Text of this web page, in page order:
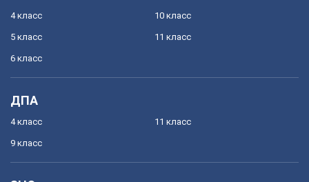
4 класс
5 класс
6 класс
10 класс
11 класс
ДПА
4 класс
9 класс
11 класс